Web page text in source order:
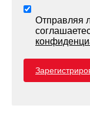
Отправляя